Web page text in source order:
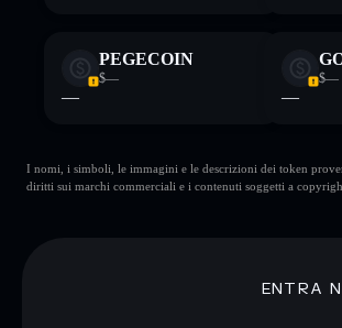
PEGECOIN
$—
—
$—
—
I nomi, i simboli, le immagini e le descrizioni dei token
diritti sui marchi commerciali e i contenuti soggetti a
ENTRA